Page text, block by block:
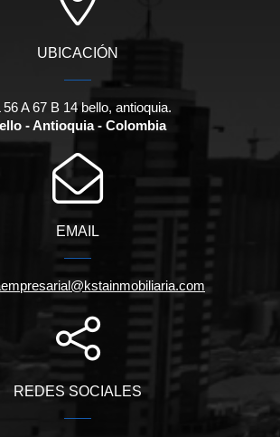
UBICACIÓN
56 A 67 B 14 bello, antioquia.
- Antioquia - Colombia
EMAIL
REDES SOCIALES